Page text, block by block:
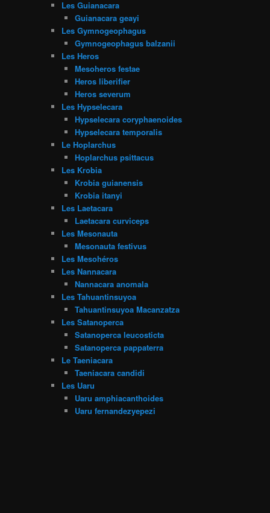
Les Guianacara
Guianacara geayi
Les Gymnogeophagus
Gymnogeophagus balzanii
Les Heros
Mesoheros festae
Heros liberifier
Heros severum
Les Hypselecara
Hypselecara coryphaenoides
Hypselecara temporalis
Le Hoplarchus
Hoplarchus psittacus
Les Krobia
Krobia guianensis
Krobia itanyi
Les Laetacara
Laetacara curviceps
Les Mesonauta
Mesonauta festivus
Les Mesohéros
Les Nannacara
Nannacara anomala
Les Tahuantinsuyoa
Tahuantinsuyoa Macanzatza
Les Satanoperca
Satanoperca leucosticta
Satanoperca pappaterra
Le Taeniacara
Taeniacara candidi
Les Uaru
Uaru amphiacanthoides
Uaru fernandezyepezi